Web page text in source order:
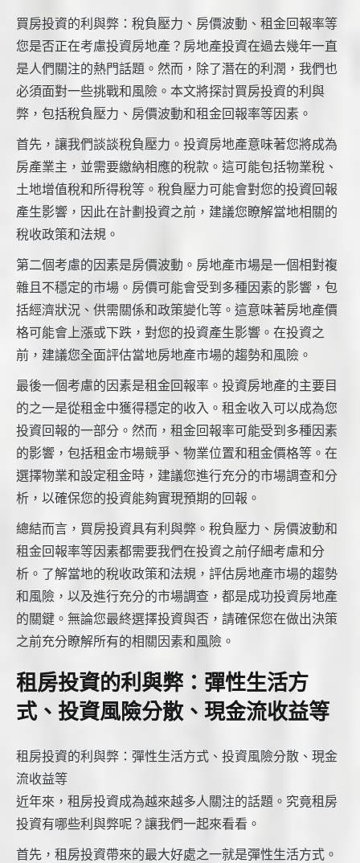
買房投資的利與弊：稅負壓力、房價波動、租金回報率等
您是否正在考慮投資房地產？房地產投資在過去幾年一直
是人們關注的熱門話題。然而，除了潛在的利潤，我們也
必須面對一些挑戰和風險。本文將探討買房投資的利與
弊，包括稅負壓力、房價波動和租金回報率等因素。
首先，讓我們談談稅負壓力。投資房地產意味著您將成為
房產業主，並需要繳納相應的稅款。這可能包括物業稅、
土地增值稅和所得稅等。稅負壓力可能會對您的投資回報
產生影響，因此在計劃投資之前，建議您瞭解當地相關的
稅收政策和法規。
第二個考慮的因素是房價波動。房地產市場是一個相對複
雜且不穩定的市場。房價可能會受到多種因素的影響，包
括經濟狀況、供需關係和政策變化等。這意味著房地產價
格可能會上漲或下跌，對您的投資產生影響。在投資之
前，建議您全面評估當地房地產市場的趨勢和風險。
最後一個考慮的因素是租金回報率。投資房地產的主要目
的之一是從租金中獲得穩定的收入。租金收入可以成為您
投資回報的一部分。然而，租金回報率可能受到多種因素
的影響，包括租金市場競爭、物業位置和租金價格等。在
選擇物業和設定租金時，建議您進行充分的市場調查和分
析，以確保您的投資能夠實現預期的回報。
總結而言，買房投資具有利與弊。稅負壓力、房價波動和
租金回報率等因素都需要我們在投資之前仔細考慮和分
析。了解當地的稅收政策和法規，評估房地產市場的趨勢
和風險，以及進行充分的市場調查，都是成功投資房地產
的關鍵。無論您最終選擇投資與否，請確保您在做出決策
之前充分瞭解所有的相關因素和風險。
租房投資的利與弊：彈性生活方
式、投資風險分散、現金流收益等
租房投資的利與弊：彈性生活方式、投資風險分散、現金
流收益等
近年來，租房投資成為越來越多人關注的話題。究竟租房
投資有哪些利與弊呢？讓我們一起來看看。
首先，租房投資帶來的最大好處之一就是彈性生活方式。